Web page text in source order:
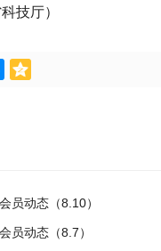
技厅）

员动态（8.10）
员动态（8.7）